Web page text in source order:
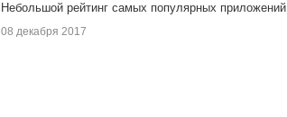
Небольшой рейтинг самых популярных приложений
08 декабря 2017